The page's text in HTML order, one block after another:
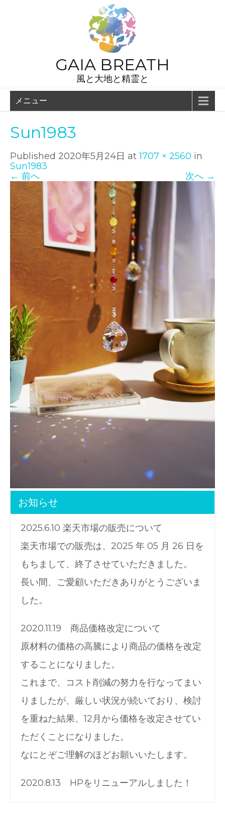
GAIA BREATH
風と大地と精霊と
メニュー
Sun1983
Published 2020年5月24日 at1707 × 2560 in
Sun1983
← 前へ 次へ →
お知らせ
2025.6.10 楽天市場の販売について
楽天市場での販売は、2025 年 05 月 26 日を
もちまして、終了させていただきました。
長い間、ご愛顧いただきありがとうございま
した。
2020.11.19 商品価格改定について
原材料の価格の高騰により商品の価格を改定
することになりました。
これまで、コスト削減の努力を行なってまい
りましたが、厳しい状況が続いており、検討
を重ねた結果、12月から価格を改定させてい
ただくことになりました。
なにとぞご理解のほどお願いいたします。
2020.8.13 HPをリニューアルしました！